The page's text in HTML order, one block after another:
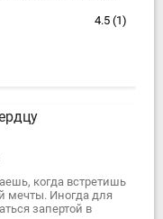
и любви, о4.5 (1)
когда встретишь
мечты. Иногда для
запертой в